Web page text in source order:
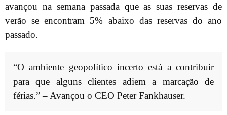
avançou na semana passada que as suas reservas de
verão se encontram 5% abaixo das reservas do ano
passado.
“O ambiente geopolítico incerto está a contribuir
para que alguns clientes adiem a marcação de
férias.” – Avançou o CEO Peter Fankhauser.